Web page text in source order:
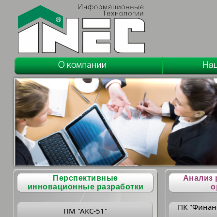
Перспективные
инновационные разработки
ПМ "АКС-51"
Анализ
ПК